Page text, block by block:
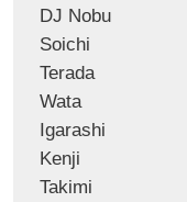
DJ Nobu
Soichi
Terada
Wata
Igarashi
Kenji
Takimi